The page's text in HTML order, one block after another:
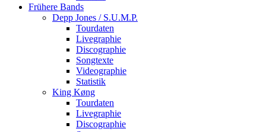
Frühere Bands
Depp Jones / S.U.M.P.
Tourdaten
Livegraphie
Discographie
Songtexte
Videographie
Statistik
King Køng
Tourdaten
Livegraphie
Discographie